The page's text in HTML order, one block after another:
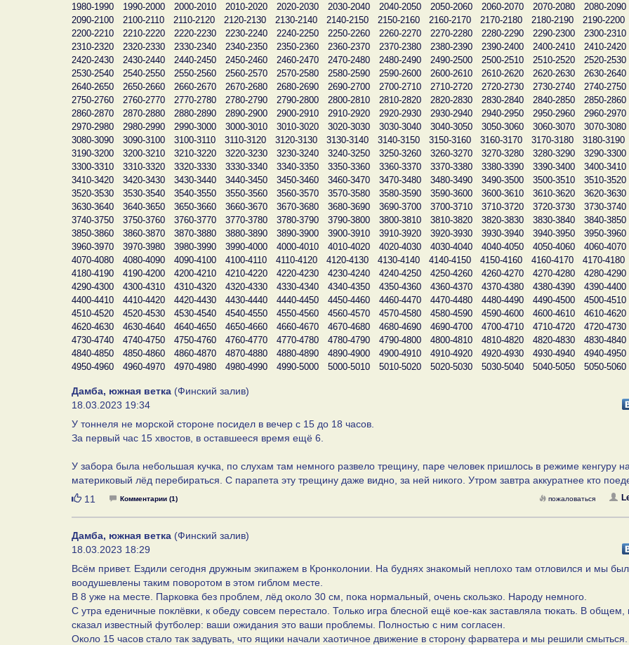
1980-1990
1990-2000 2000-2010 2010-2020 2020-2030 2030-2040 2040-2050 2050-2060 2060-2070 2070-2080
2080-2090
2090-2100
2100-2110 2110-2120 2120-2130 2130-2140 2140-2150 2150-2160 2160-2170 2170-2180 2180-2190
2190-2200
2200-2210
2210-2220 2220-2230 2230-2240 2240-2250 2250-2260 2260-2270 2270-2280 2280-2290 2290-2300
2300-2310
2310-2320
2320-2330 2330-2340 2340-2350 2350-2360 2360-2370 2370-2380 2380-2390 2390-2400 2400-2410
2410-2420
2420-2430
2430-2440 2440-2450 2450-2460 2460-2470 2470-2480 2480-2490 2490-2500 2500-2510 2510-2520
2520-2530
2530-2540
2540-2550 2550-2560 2560-2570 2570-2580 2580-2590 2590-2600 2600-2610 2610-2620 2620-2630
2630-2640
2640-2650
2650-2660 2660-2670 2670-2680 2680-2690 2690-2700 2700-2710 2710-2720 2720-2730 2730-2740
2740-2750
2750-2760
2760-2770 2770-2780 2780-2790 2790-2800 2800-2810 2810-2820 2820-2830 2830-2840 2840-2850
2850-2860
2860-2870
2870-2880 2880-2890 2890-2900 2900-2910 2910-2920 2920-2930 2930-2940 2940-2950 2950-2960
2960-2970
2970-2980
2980-2990 2990-3000 3000-3010 3010-3020 3020-3030 3030-3040 3040-3050 3050-3060 3060-3070
3070-3080
3080-3090
3090-3100 3100-3110 3110-3120 3120-3130 3130-3140 3140-3150 3150-3160 3160-3170 3170-3180
3180-3190
3190-3200
3200-3210 3210-3220 3220-3230 3230-3240 3240-3250 3250-3260 3260-3270 3270-3280 3280-3290
3290-3300
3300-3310
3310-3320 3320-3330 3330-3340 3340-3350 3350-3360 3360-3370 3370-3380 3380-3390 3390-3400
3400-3410
3410-3420
3420-3430 3430-3440 3440-3450 3450-3460 3460-3470 3470-3480 3480-3490 3490-3500 3500-3510
3510-3520
3520-3530
3530-3540 3540-3550 3550-3560 3560-3570 3570-3580 3580-3590 3590-3600 3600-3610 3610-3620
3620-3630
3630-3640
3640-3650 3650-3660 3660-3670 3670-3680 3680-3690 3690-3700 3700-3710 3710-3720 3720-3730
3730-3740
3740-3750
3750-3760 3760-3770 3770-3780 3780-3790 3790-3800 3800-3810 3810-3820 3820-3830 3830-3840
3840-3850
3850-3860
3860-3870 3870-3880 3880-3890 3890-3900 3900-3910 3910-3920 3920-3930 3930-3940 3940-3950
3950-3960
3960-3970
3970-3980 3980-3990 3990-4000 4000-4010 4010-4020 4020-4030 4030-4040 4040-4050 4050-4060
4060-4070
4070-4080
4080-4090 4090-4100 4100-4110 4110-4120 4120-4130 4130-4140 4140-4150 4150-4160 4160-4170
4170-4180
4180-4190
4190-4200 4200-4210 4210-4220 4220-4230 4230-4240 4240-4250 4250-4260 4260-4270 4270-4280
4280-4290
4290-4300
4300-4310 4310-4320 4320-4330 4330-4340 4340-4350 4350-4360 4360-4370 4370-4380 4380-4390
4390-4400
4400-4410
4410-4420 4420-4430 4430-4440 4440-4450 4450-4460 4460-4470 4470-4480 4480-4490 4490-4500
4500-4510
4510-4520
4520-4530 4530-4540 4540-4550 4550-4560 4560-4570 4570-4580 4580-4590 4590-4600 4600-4610
4610-4620
4620-4630
4630-4640 4640-4650 4650-4660 4660-4670 4670-4680 4680-4690 4690-4700 4700-4710 4710-4720
4720-4730
4730-4740
4740-4750 4750-4760 4760-4770 4770-4780 4780-4790 4790-4800 4800-4810 4810-4820 4820-4830
4830-4840
4840-4850
4850-4860 4860-4870 4870-4880 4880-4890 4890-4900 4900-4910 4910-4920 4920-4930 4930-4940
4940-4950
4950-4960
4960-4970 4970-4980 4980-4990 4990-5000 5000-5010 5010-5020 5020-5030 5030-5040 5040-5050 5050-5060
Дамба, южная ветка (Финский залив)
18.03.2023 19:34
У тоннеля не морской стороне посидел в вечер с 15 до 18 часов.
За первый час 15 хвостов, в оставшееся время ещё 6.
У забора была небольшая кучка, по слухам там немного развело трещину, паре человек пришлось в режиме кенгуру
материковый лёд перебираться. С парапета эту трещину даже видно, за ней никого. Утром завтра аккуратнее кто
Нравится
11 Комментарии (1) пожаловаться
Дамба, южная ветка (Финский залив)
18.03.2023 18:29
Всём привет. Ездили сегодня дружным экипажем в Кронколонии. На буднях знакомый неплохо там отловился и мы
воодушевлены таким поворотом в этом гиблом месте.
В 8 уже на месте. Парковка без проблем, лёд около 30 см, пока нормальный, очень скользко. Народу немного.
С утра еденичные поклёвки, к обеду совсем перестало. Только игра блесной ещё кое-как заставляла тюкать. В общем,
сказал известный футболер: ваши ожидания это ваши проблемы. Полностью с ним согласен.
Около 15 часов стало так задувать, что ящики начали хаотичное движение в сторону фарватера и мы решили смыться.